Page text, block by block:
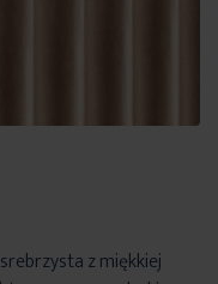
z miękkiej